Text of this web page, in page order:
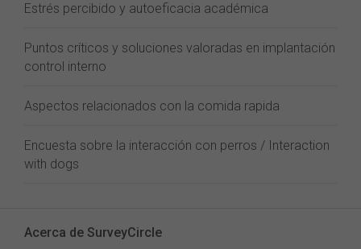
Estrés percibido y autoeficacia académica
Puntos críticos y soluciones valoradas en implantación
control interno
Aspectos relacionados con la comida rapida
Encuesta sobre la interacción con perros / Interaction
with dogs
Acerca de SurveyCircle